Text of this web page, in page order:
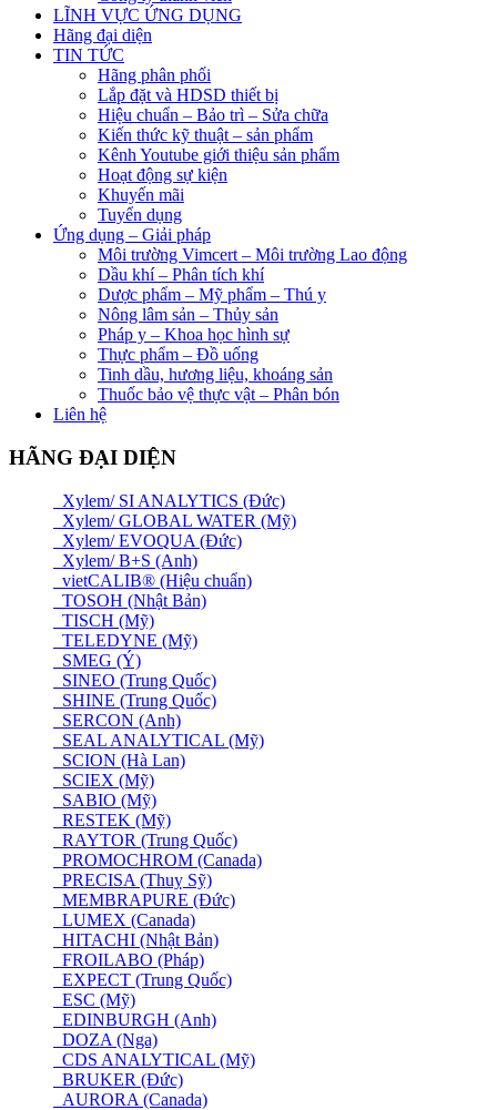
LĨNH VỰC ỨNG DỤNG
Hãng đại diện
TIN TỨC
Hãng phân phối
Lắp đặt và HDSD thiết bị
Hiệu chuẩn – Bảo trì – Sửa chữa
Kiến thức kỹ thuật – sản phẩm
Kênh Youtube giới thiệu sản phẩm
Hoạt động sự kiện
Khuyến mãi
Tuyển dụng
Ứng dụng – Giải pháp
Môi trường Vimcert – Môi trường Lao động
Dầu khí – Phân tích khí
Dược phẩm – Mỹ phẩm – Thú y
Nông lâm sản – Thủy sản
Pháp y – Khoa học hình sự
Thực phẩm – Đồ uống
Tinh dầu, hương liệu, khoáng sản
Thuốc bảo vệ thực vật – Phân bón
Liên hệ
HÃNG ĐẠI DIỆN
Xylem/ SI ANALYTICS (Đức)
Xylem/ GLOBAL WATER (Mỹ)
Xylem/ EVOQUA (Đức)
Xylem/ B+S (Anh)
vietCALIB® (Hiệu chuẩn)
TOSOH (Nhật Bản)
TISCH (Mỹ)
TELEDYNE (Mỹ)
SMEG (Ý)
SINEO (Trung Quốc)
SHINE (Trung Quốc)
SERCON (Anh)
SEAL ANALYTICAL (Mỹ)
SCION (Hà Lan)
SCIEX (Mỹ)
SABIO (Mỹ)
RESTEK (Mỹ)
RAYTOR (Trung Quốc)
PROMOCHROM (Canada)
PRECISA (Thuỵ Sỹ)
MEMBRAPURE (Đức)
LUMEX (Canada)
HITACHI (Nhật Bản)
FROILABO (Pháp)
EXPECT (Trung Quốc)
ESC (Mỹ)
EDINBURGH (Anh)
DOZA (Nga)
CDS ANALYTICAL (Mỹ)
BRUKER (Đức)
AURORA (Canada)